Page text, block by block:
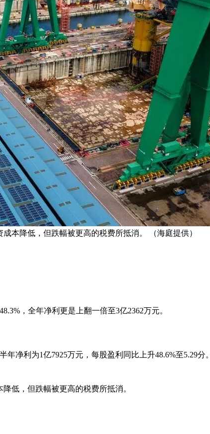
本降低，但跌幅被更高的税费所抵消。 （海庭提供）
，全年净利更是上翻一倍至3亿2362万元。
净利为1亿7925万元，每股盈利同比上升48.6%至5.29分。
低，但跌幅被更高的税费所抵消。